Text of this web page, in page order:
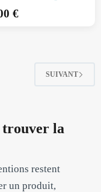
Tiroirs, Armoires
€
SUIVANT
trouver la
restent
un produit,